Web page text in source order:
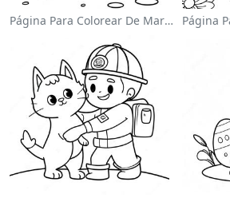
Página Para Colorear De Mario Saltando Sobre Goombas